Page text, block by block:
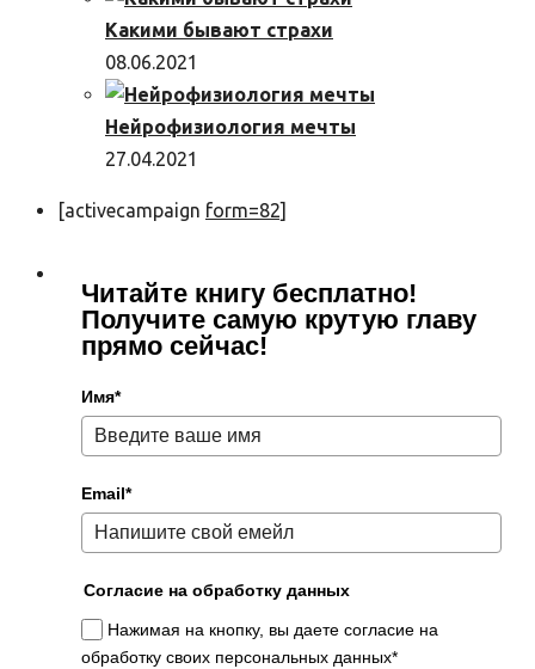
Какими бывают страхи
08.06.2021
Нейрофизиология мечты
27.04.2021
[activecampaign form=82]
Читайте книгу бесплатно!
Получите самую крутую главу
прямо сейчас!
Имя*
Email*
Согласие на обработку данных
Нажимая на кнопку, вы даете согласие на
обработку своих персональных данных*